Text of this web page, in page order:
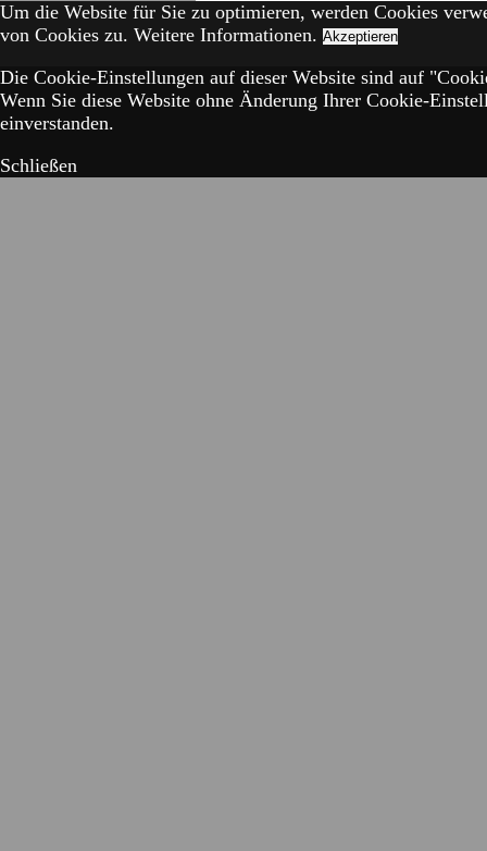
Um die Website für Sie zu optimieren, werden Cookies
von Cookies zu. Weitere Informationen. Akzeptieren
Die Cookie-Einstellungen auf dieser Website sind auf
Wenn Sie diese Website ohne Änderung Ihrer Cookie-
einverstanden.
Schließen